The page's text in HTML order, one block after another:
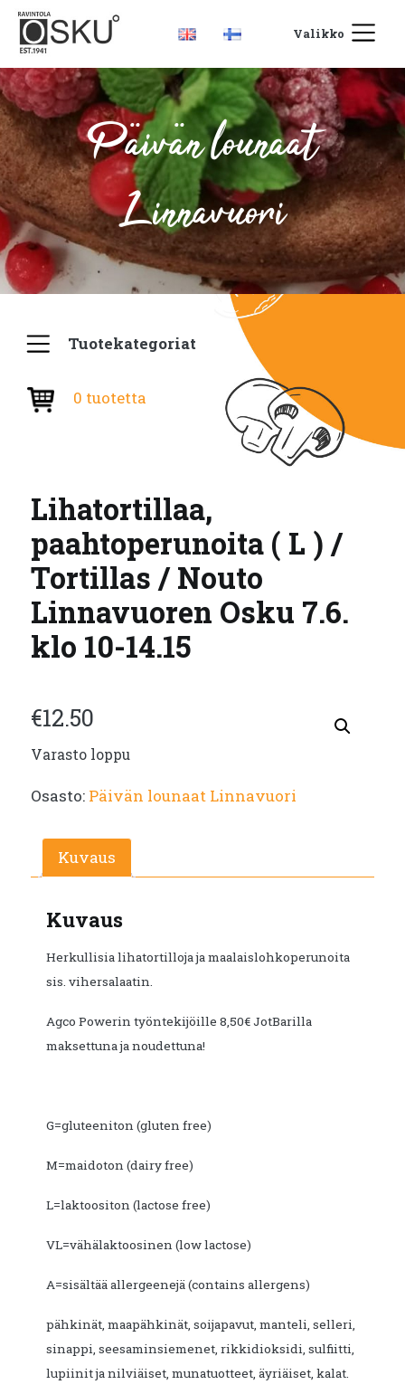
Valikko
Päivän lounaat
Linnavuori
Tuotekategoriat
0 tuotetta
Lihatortillaa,
paahtoperunoita ( L ) /
Tortillas / Nouto
Linnavuoren Osku 7.6.
klo 10-14.15
€12.50
Varasto loppu
Osasto: Päivän lounaat Linnavuori
Kuvaus
Kuvaus
Herkullisia lihatortilloja ja maalaislohkoperunoita
sis. vihersalaatin.
Agco Powerin työntekijöille 8,50€ JotBarilla
maksettuna ja noudettuna!
G=gluteeniton (gluten free)
M=maidoton (dairy free)
L=laktoositon (lactose free)
VL=vähälaktoosinen (low lactose)
A=sisältää allergeenejä (contains allergens)
pähkinät, maapähkinät, soijapavut, manteli, selleri,
sinappi, seesaminsiemenet, rikkidioksidi, sulfiitti,
lupiinit ja nilviäiset, munatuotteet, äyriäiset, kalat.